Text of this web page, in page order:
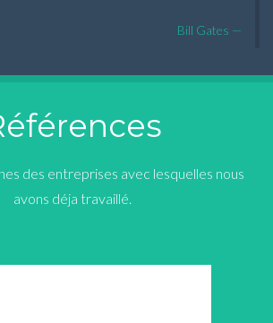
Bill Gates
des entreprises avec lesquelles nous
avons déja travaillé.